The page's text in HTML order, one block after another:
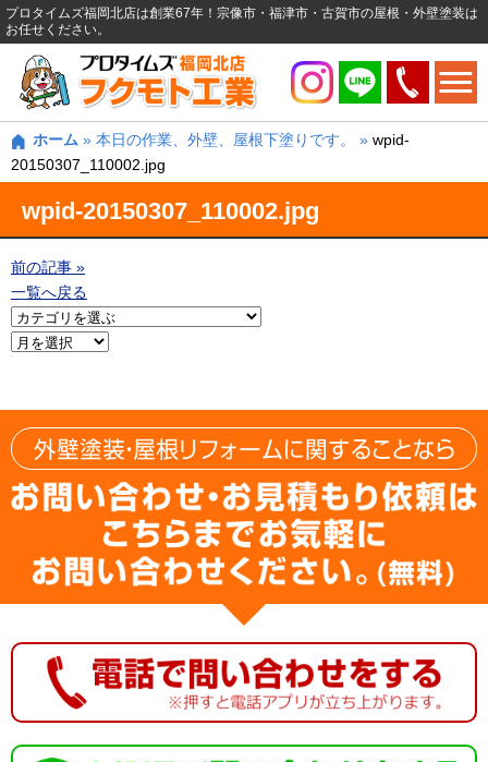
プロタイムズ福岡北店は創業67年！宗像市・福津市・古賀市の屋根・外壁塗装は
お任せください。
ホーム » 本日の作業、外壁、屋根下塗りです。 » wpid-
20150307_110002.jpg
wpid-20150307_110002.jpg
前の記事 »
一覧へ戻る